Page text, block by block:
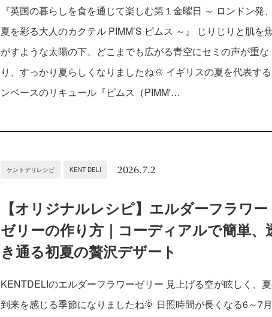
『英国の暮らしを食を通じて楽しむ第１金曜日 ～ ロンドン発、
夏を彩る大人のカクテル PIMM’S ピムス ～』 じりじりと肌を
がすような太陽の下、どこまでも広がる青空にセミの声が重な
り、すっかり夏らしくなりましたね🌞 イギリスの夏を代表す
ンベースのリキュール『ピムス（PIMM'…
ケントデリレシピ KENT DELI 2026.7.2
【オリジナルレシピ】エルダーフラワー
ゼリーの作り方｜コーディアルで簡単、
き通る初夏の贅沢デザート
KENTDELIのエルダーフラワーゼリー 見上げる空が眩しく、
到来を感じる季節になりましたね🌞 日照時間が長くなる6～7月